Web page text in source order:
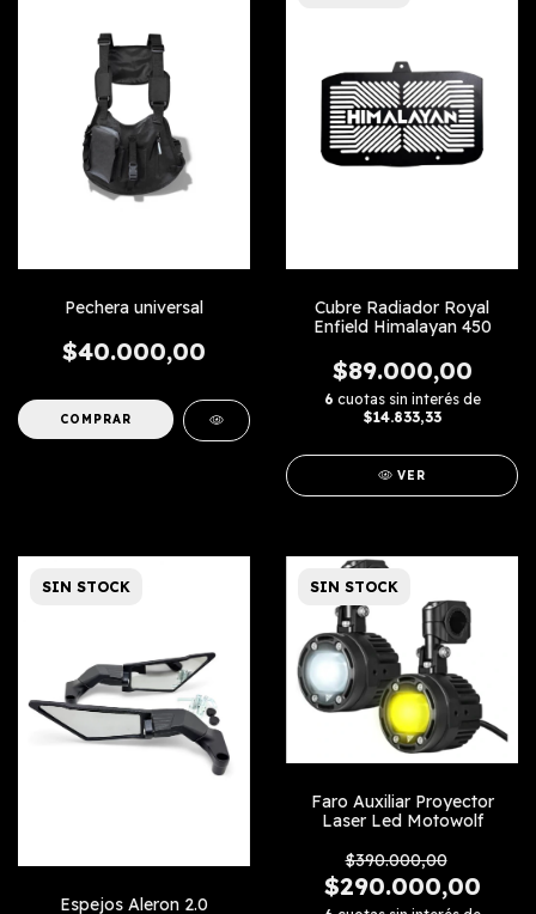
Pechera universal
$40.000,00
Cubre Radiador Royal
Enfield Himalayan 450
$89.000,00
6 cuotas sin interés de
$14.833,33
VER
SIN STOCK
Espejos Aleron 2.0
SIN STOCK
Faro Auxiliar Proyector
Laser Led Motowolf
$390.000,00
$290.000,00